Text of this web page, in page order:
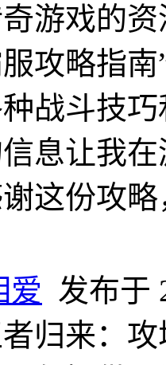
游戏的
攻略指
战斗技
息让我
这份攻
爱 发布于
归来：